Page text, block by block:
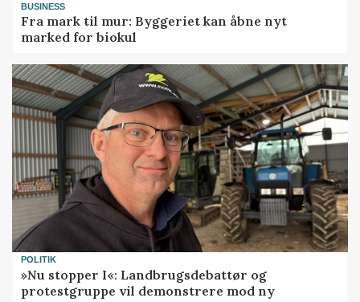
BUSINESS
Fra mark til mur: Byggeriet kan åbne nyt
marked for biokul
POLITIK
»Nu stopper I«: Landbrugsdebattør og
protestgruppe vil demonstrere mod ny